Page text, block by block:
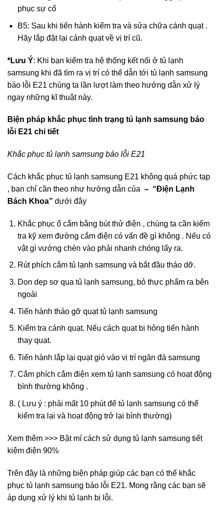
phục sự cố
B5: Sau khi tiến hành kiểm tra và sửa chữa cánh quạt .
Hãy lắp đặt lại cánh quạt về vị trí cũ.
*Lưu Ý: Khi bạn kiểm tra hệ thống kết nối ở tủ lạnh
samsung khi đã tìm ra vị trí có thể dẫn tới tủ lạnh samsung
báo lỗi E21 chúng ta lần lượt làm theo hướng dẫn xử lý
ngay những kĩ thuật này.
Biện pháp khắc phục tình trạng tủ lạnh samsung báo
lỗi E21 chi tiết
Khắc phục tủ lạnh samsung báo lỗi E21
Cách khắc phục tủ lạnh samsung E21 không quá phức tạp
, bạn chỉ cần theo như hướng dẫn của – “Điện Lạnh
Bách Khoa” dưới đây
Khắc phục ổ cắm bằng bút thử điện , chúng ta cần kiểm
tra kỹ xem đường cắm điện có vấn đề gì không . Nếu có
vật gì vướng chèn vào phải nhanh chóng lấy ra.
Rút phích cắm tủ lạnh samsung và bắt đầu tháo dỡ.
Dọn dẹp sơ qua tủ lạnh samsung, bỏ thực phẩm ra bên
ngoài
Tiến hành tháo gỡ quạt tủ lạnh samsung
Kiểm tra cánh quạt. Nếu cách quạt bị hỏng tiến hành
thay quạt.
Tiến hành lắp lại quạt gió vào vị trí ngăn đá samsung
Cắm phích cắm điện xem tủ lạnh samsung có hoạt động
bình thường không .
( Lưu ý : phải mất 10 phút để tủ lạnh samsung có thể
kiểm tra lại và hoạt động trở lại bình thường)
Xem thêm >>> Bật mí cách sử dụng tủ lạnh samsung tiết
kiệm điện 90%
Trên đây là những biện pháp giúp các bạn có thể khắc
phục tủ lạnh samsung báo lỗi E21. Mong rằng các bạn sẽ
áp dụng xử lý khi tủ lạnh bị lỗi.